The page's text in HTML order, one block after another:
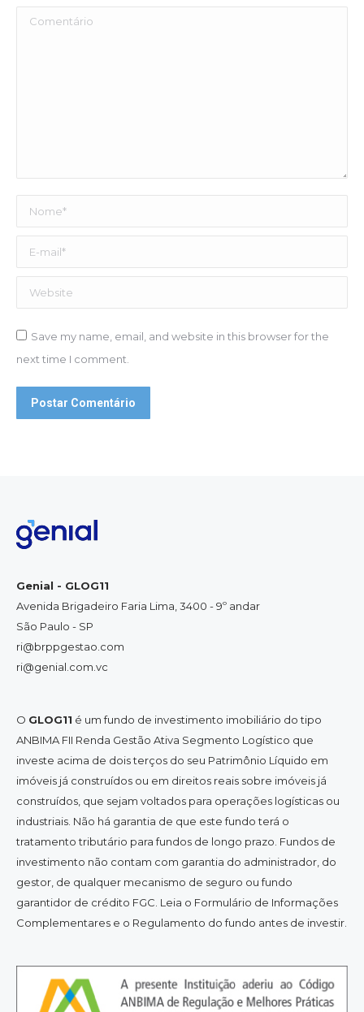
Comentário
Nome *
E-mail *
Website
Save my name, email, and website in this browser for the
next time I comment.
Postar Comentário
Genial - GLOG11
Avenida Brigadeiro Faria Lima, 3400 - 9º andar
São Paulo - SP
ri@brppgestao.com
ri@genial.com.vc
O GLOG11 é um fundo de investimento imobiliário do tipo
ANBIMA FII Renda Gestão Ativa Segmento Logístico que
investe acima de dois terços do seu Patrimônio Líquido em
imóveis já construídos ou em direitos reais sobre imóveis já
construídos, que sejam voltados para operações logísticas ou
industriais. Não há garantia de que este fundo terá o
tratamento tributário para fundos de longo prazo. Fundos de
investimento não contam com garantia do administrador, do
gestor, de qualquer mecanismo de seguro ou fundo
garantidor de crédito FGC. Leia o Formulário de Informações
Complementares e o Regulamento do fundo antes de investir.